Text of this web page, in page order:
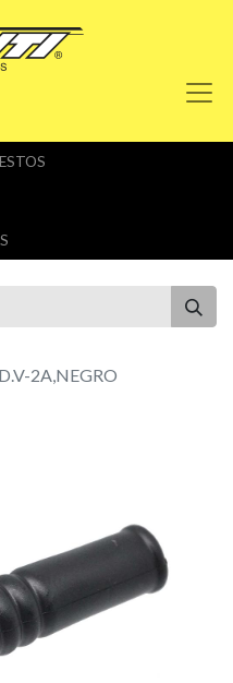
2A,NEGRO